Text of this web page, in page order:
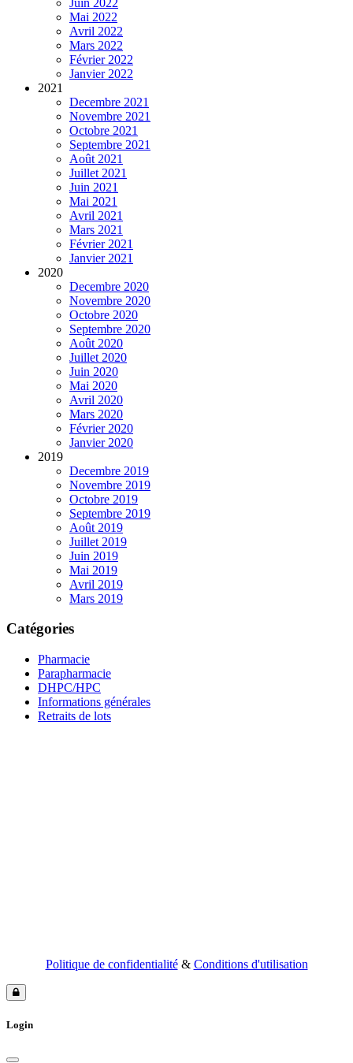
Mai 2022
Avril 2022
Mars 2022
Février 2022
Janvier 2022
2021
Decembre 2021
Novembre 2021
Octobre 2021
Septembre 2021
Août 2021
Juillet 2021
Juin 2021
Mai 2021
Avril 2021
Mars 2021
Février 2021
Janvier 2021
2020
Decembre 2020
Novembre 2020
Octobre 2020
Septembre 2020
Août 2020
Juillet 2020
Juin 2020
Mai 2020
Avril 2020
Mars 2020
Février 2020
Janvier 2020
2019
Decembre 2019
Novembre 2019
Octobre 2019
Septembre 2019
Août 2019
Juillet 2019
Juin 2019
Mai 2019
Avril 2019
Mars 2019
Catégories
Pharmacie
Parapharmacie
DHPC/HPC
Informations générales
Retraits de lots
Politique de confidentialité& Conditions d'utilisation
Login